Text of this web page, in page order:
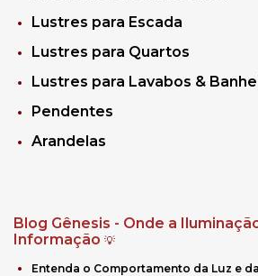
Lustres para Escada
Lustres para Quartos
Lustres para Lavabos &
Pendentes
Arandelas
Blog Gênesis - Onde a
Informação 💡
Entenda o Comportamento da Luz e